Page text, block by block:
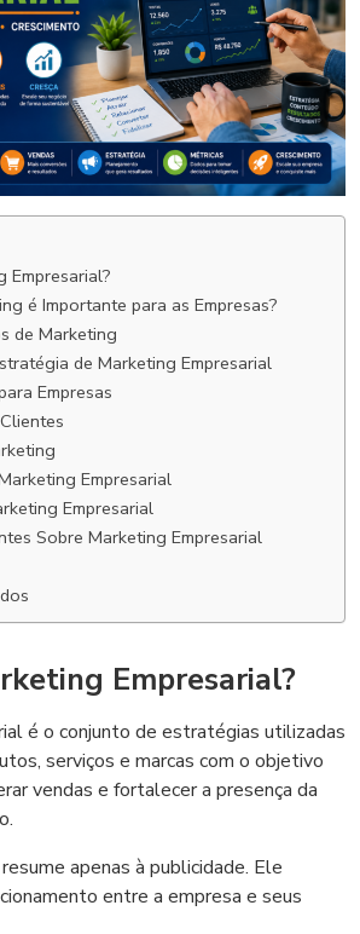
Empresarial?
é Importante para as Empresas?
de Marketing
de Marketing Empresarial
Empresas
Empresarial
Empresarial
Sobre Marketing Empresarial
Empresarial?
é o conjunto de estratégias utilizadas
serviços e marcas com o objetivo
vendas e fortalecer a presença da
apenas à publicidade. Ele
entre a empresa e seus